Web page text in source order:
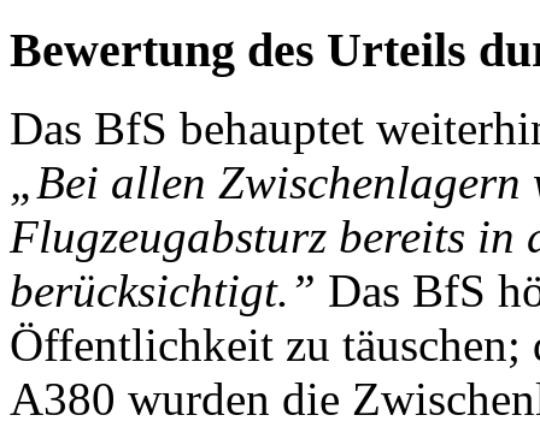
Bewertung des Urteils
Das BfS behauptet
„Bei allen Zwischenlagern
Flugzeugabsturz bereits in
berücksichtigt.” Das BfS
Öffentlichkeit zu täuschen;
A380 wurden die